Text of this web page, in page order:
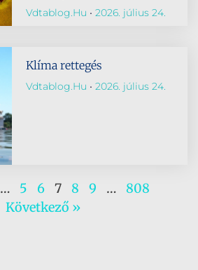
Vdtablog.hu 2026. július 24.
Klíma rettegés
Vdtablog.hu 2026. július 24.
… 5 6 7 8 9 …
808
Következő »